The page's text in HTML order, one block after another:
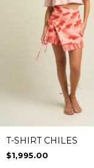
T-SHIRT CHILES
$1,995.00